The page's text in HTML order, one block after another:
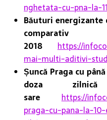
nghetata-cu-pna-la-
Băuturi
2018 https://
mai-multi-aditivi-
Șuncă Praga cu
doza
sare https://
praga-cu-pana-la-